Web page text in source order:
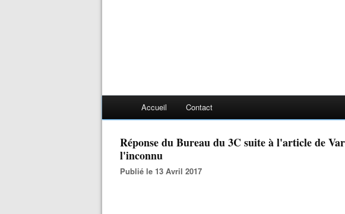
Accueil Contact
Réponse du Bureau du 3C suite à l'article de Var-matin : Cap sur
l'inconnu
Publié le 13 Avril 2017